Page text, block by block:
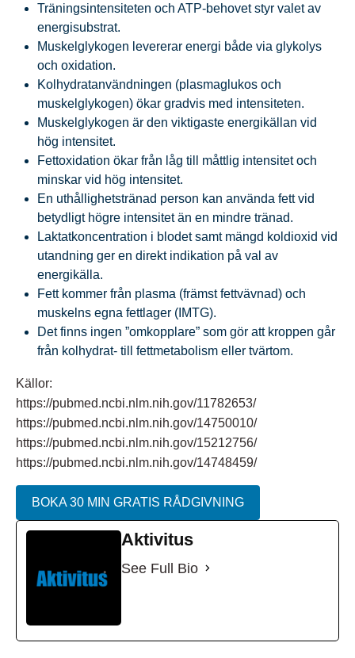
Träningsintensiteten och ATP-behovet styr valet av
energisubstrat.
Muskelglykogen levererar energi både via glykolys
och oxidation.
Kolhydratanvändningen (plasmaglukos och
muskelglykogen) ökar gradvis med intensiteten.
Muskelglykogen är den viktigaste energikällan vid
hög intensitet.
Fettoxidation ökar från låg till måttlig intensitet och
minskar vid hög intensitet.
En uthållighetstränad person kan använda fett vid
betydligt högre intensitet än en mindre tränad.
Laktatkoncentration i blodet samt mängd koldioxid vid
utandning ger en direkt indikation på val av
energikälla.
Fett kommer från plasma (främst fettvävnad) och
muskelns egna fettlager (IMTG).
Det finns ingen ”omkopplare” som gör att kroppen går
från kolhydrat- till fettmetabolism eller tvärtom.
Källor:
https://pubmed.ncbi.nlm.nih.gov/11782653/
https://pubmed.ncbi.nlm.nih.gov/14750010/
https://pubmed.ncbi.nlm.nih.gov/15212756/
https://pubmed.ncbi.nlm.nih.gov/14748459/
BOKA 30 MIN GRATIS RÅDGIVNING
Aktivitus
See Full Bio